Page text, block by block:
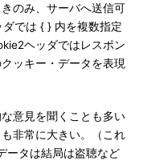
のみ、サーバへ送信可
では { } 内を複数指定
ヘッダではレスポン
ッキー・データを表現
意見を聞くことも多い
非常に大きい。（これ
ータは結局は盗聴など